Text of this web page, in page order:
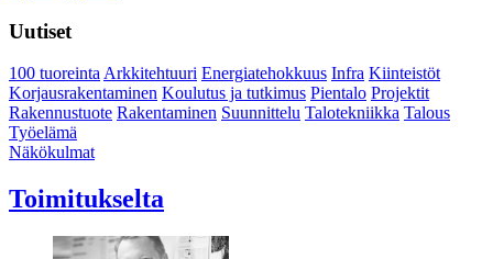
Uutiset
100 tuoreintaArkkitehtuuri Energiatehokkuus Infra Kiinteistöt
Korjausrakentaminen Koulutus ja tutkimus Pientalo Projektit
Rakennustuote Rakentaminen Suunnittelu Talotekniikka Talous
Työelämä
Näkökulmat
Toimitukselta